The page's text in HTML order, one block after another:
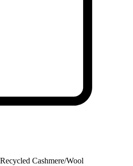
Cashmere/Wool